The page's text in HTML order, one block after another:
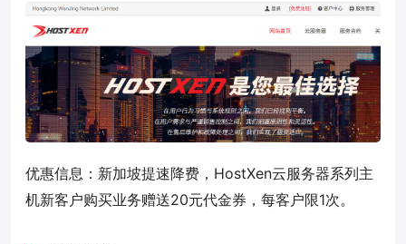
优惠信息：新加坡提速降费，HostXen云服务器系列主
机新客户购买业务赠送20元代金券，每客户限1次。